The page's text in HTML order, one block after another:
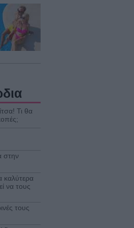
Τι θα
στην
καλύτερα
να τους
τους